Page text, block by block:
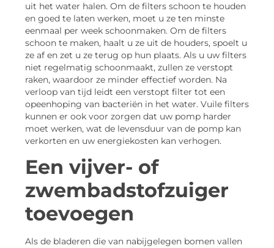
uit het water halen. Om de filters schoon te houden
en goed te laten werken, moet u ze ten minste
eenmaal per week schoonmaken. Om de filters
schoon te maken, haalt u ze uit de houders, spoelt u
ze af en zet u ze terug op hun plaats. Als u uw filters
niet regelmatig schoonmaakt, zullen ze verstopt
raken, waardoor ze minder effectief worden. Na
verloop van tijd leidt een verstopt filter tot een
opeenhoping van bacteriën in het water. Vuile filters
kunnen er ook voor zorgen dat uw pomp harder
moet werken, wat de levensduur van de pomp kan
verkorten en uw energiekosten kan verhogen.
Een vijver- of
zwembadstofzuiger
toevoegen
Als de bladeren die van nabijgelegen bomen vallen